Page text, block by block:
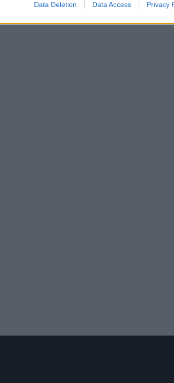
Data Deletion Data Access Privacy